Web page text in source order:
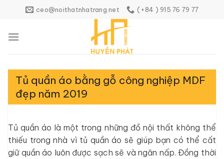
content
ceo@noithatnhatrang.net (+84 ) 915 76 79 77
Tủ quần áo bằng gỗ công nghiệp MDF
đẹp năm 2019
Tủ quần áo là một trong những đồ nội thất không thể
thiếu trong nhà vì tủ quần áo sẽ giúp bạn có thể cất
giữ quần áo luôn được sạch sẽ và ngăn nấp. Đồng thời